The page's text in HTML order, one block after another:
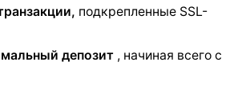
подкрепленные SSL-
депозит , начиная всего с